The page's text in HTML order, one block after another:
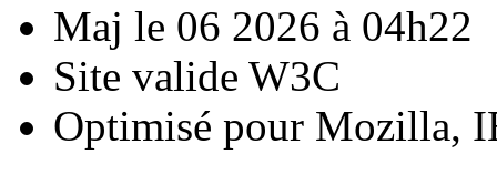
Maj le 06 2026 à 04h22
Site valide W3C
Optimisé pour Mozilla,